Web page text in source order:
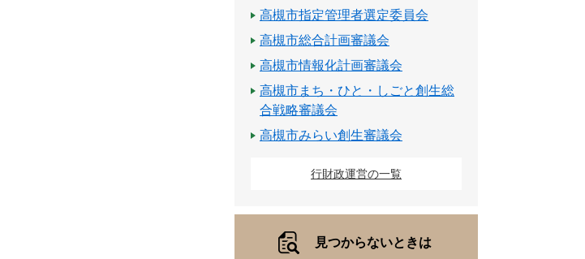
高槻市指定管理者選定委員会
高槻市総合計画審議会
高槻市情報化計画審議会
高槻市まち・ひと・しごと創生総
合戦略審議会
高槻市みらい創生審議会
行財政運営の一覧
見つからないときは